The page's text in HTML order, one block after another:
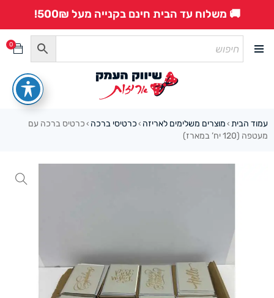
🚚 משלוח עד הבית חינם בקנייה מעל 500₪!
0
עמוד הבית › מוצרים משלימים לאריזה › כרטיסי ברכה › כרטיס ברכה עם
מעטפה (120 יח’ במארז)